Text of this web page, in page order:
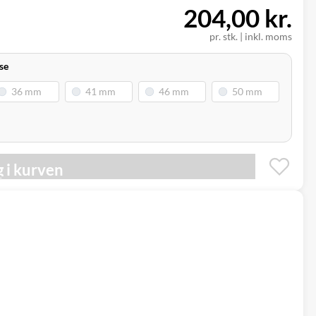
pr. stk. | inkl. moms
204,00 kr.
i kurven